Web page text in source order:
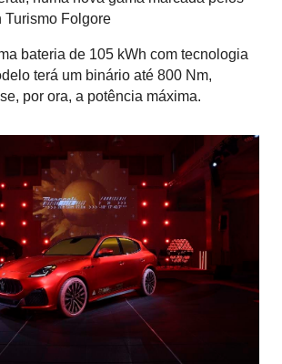
Turismo Folgore
bateria de 105 kWh com tecnologia
terá um binário até 800 Nm,
por ora, a potência máxima.